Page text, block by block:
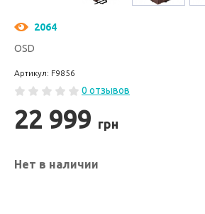
2064
OSD
Артикул: F9856
0 отзывов
22 999 грн
Нет в наличии